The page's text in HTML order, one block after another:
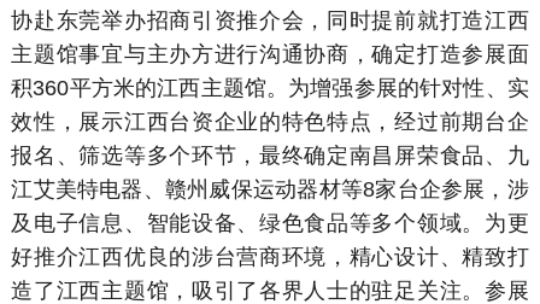
协赴东莞举办招商引资推介会，同时提前就打造江西
主题馆事宜与主办方进行沟通协商，确定打造参展面
积360平方米的江西主题馆。为增强参展的针对性、实
效性，展示江西台资企业的特色特点，经过前期台企
报名、筛选等多个环节，最终确定南昌屏荣食品、九
江艾美特电器、赣州威保运动器材等8家台企参展，涉
及电子信息、智能设备、绿色食品等多个领域。为更
好推介江西优良的涉台营商环境，精心设计、精致打
造了江西主题馆，吸引了各界人士的驻足关注。参展